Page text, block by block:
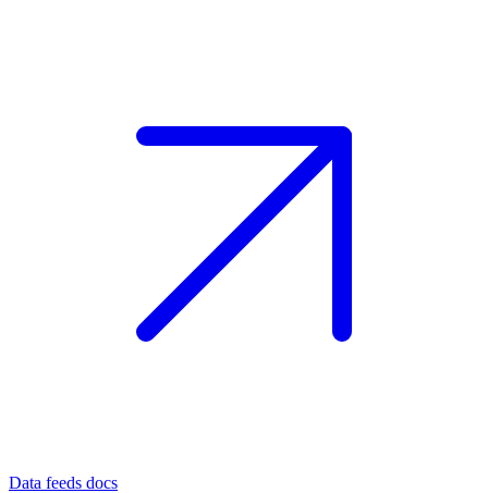
Data feeds docs